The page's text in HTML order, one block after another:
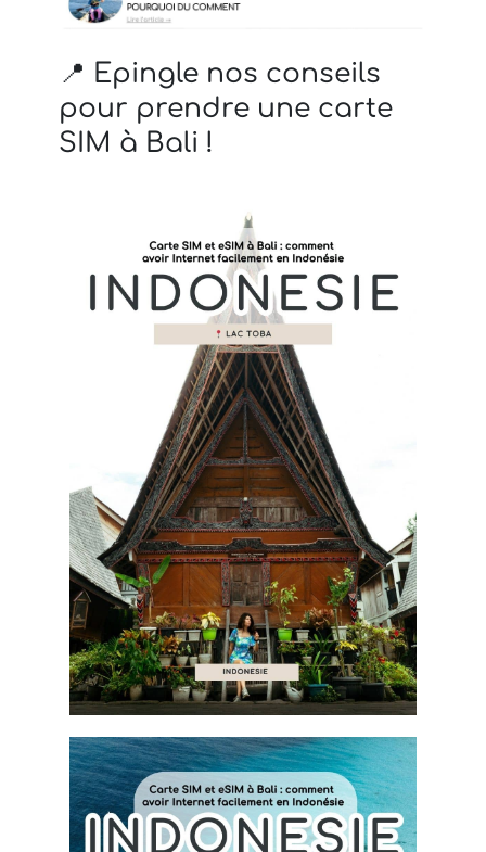
📍 Epingle nos conseils
pour prendre une carte
SIM à Bali !